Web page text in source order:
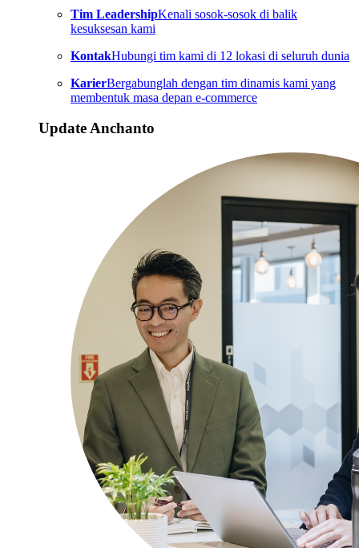
Tim LeadershipKenali sosok-sosok di balik
kesuksesan kami
KontakHubungi tim kami di 12 lokasi di seluruh dunia
KarierBergabunglah dengan tim dinamis kami yang
membentuk masa depan e-commerce
Update Anchanto